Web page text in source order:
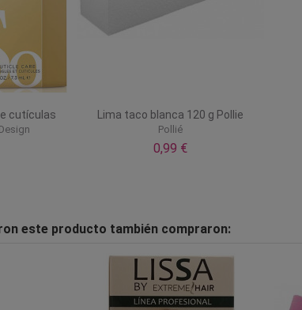
cutículas Lima taco blanca 120 g Pollie
Pollié
0,99 €
este producto también compraron: